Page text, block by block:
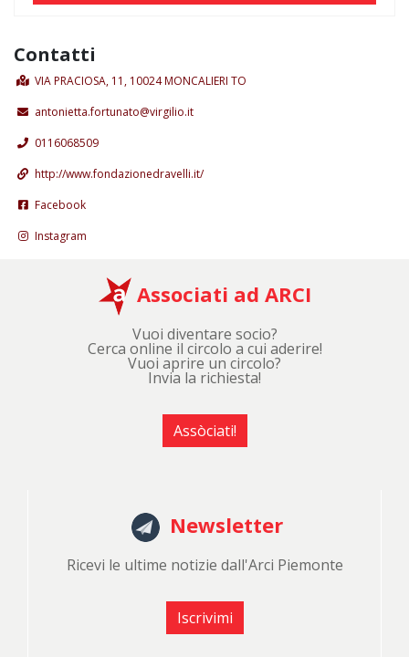
Contatti
VIA PRACIOSA, 11, 10024 MONCALIERI TO
antonietta.fortunato@virgilio.it
0116068509
http://www.fondazionedravelli.it/
Facebook
Instagram
Associati ad ARCI
Vuoi diventare socio?
Cerca online il circolo a cui aderire!
Vuoi aprire un circolo?
Invia la richiesta!
Assòciati!
Newsletter
Ricevi le ultime notizie dall'Arci Piemonte
Iscrivimi